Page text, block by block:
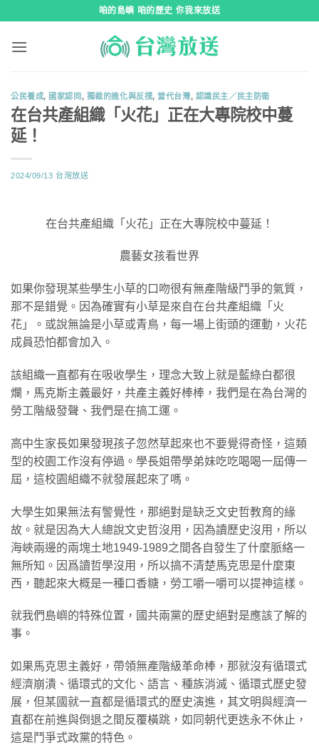
咱的島嶼 咱的歷史 你我來放送
公民養成, 國家認同, 獨裁的進化與反撲, 當代台灣, 認識民主／民主防衛
在台共產組織「火花」正在大專院校中蔓
延！
2024/09/13 台灣放送
在台共產組織「火花」正在大專院校中蔓延！
農藝女孩看世界
如果你發現某些學生小草的口吻很有無產階級鬥爭的氣質，
那不是錯覺。因為確實有小草是來自在台共產組織「火
花」。或說無論是小草或青鳥，每一場上街頭的運動，火花
成員恐怕都會加入。
該組織一直都有在吸收學生，理念大致上就是藍綠白都很
爛，馬克斯主義最好，共產主義好棒棒，我們是在為台灣的
勞工階級發聲、我們是在搞工運。
高中生家長如果發現孩子忽然草起來也不要覺得奇怪，這類
型的校園工作沒有停過。學長姐帶學弟妹吃吃喝喝一屆傳一
屆，這校園組織不就發展起來了嗎。
大學生如果無法有警覺性，那絕對是缺乏文史哲教育的緣
故。就是因為大人總說文史哲沒用，因為讀歷史沒用，所以
海峽兩邊的兩塊土地1949-1989之間各自發生了什麼脈絡一
無所知。因爲讀哲學沒用，所以搞不清楚馬克思是什麼東
西，聽起來大概是一種口香糖，勞工嚼一嚼可以提神這樣。
就我們島嶼的特殊位置，國共兩黨的歷史絕對是應該了解的
事。
如果馬克思主義好，帶領無產階級革命棒，那就沒有循環式
經濟崩潰、循環式的文化、語言、種族消滅、循環式歷史發
展，但某國就一直都是循環式的歷史演進，其文明與經濟一
直都在前進與倒退之間反覆橫跳，如同朝代更迭永不休止，
這是鬥爭式政黨的特色。